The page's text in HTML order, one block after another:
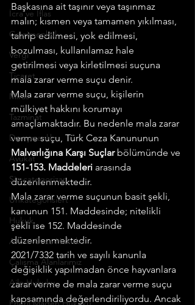
İcra ve İflas
Gayrimenkul
Vergi
Ticaret
Miras
Tazminat
Danışmanlık
Avukat
Sin categorizar
Unkategorisiert
Hukuk
Askeri Ceza Hukuku
Çalışma Alanlarımız
Aile Hukuku
Başkasına ait taşınır veya taşınmaz
malın; kısmen veya tamamen yıkılması,
tahrip edilmesi, yok edilmesi,
bozulması, kullanılamaz hale
getirilmesi veya kirletilmesi suçuna
mala zarar verme suçu denir.
Mala zarar verme suçu, kişilerin
mülkiyet hakkını korumayı
amaçlamaktadır. Bu nedenle mala zarar
verme suçu, Türk Ceza Kanununun
Malvarlığına Karşı Suçlar bölümünde ve
151-153. Maddeleri arasında
düzenlenmektedir.
Mala zarar verme suçunun basit şekli,
kanunun 151. Maddesinde; nitelikli
şekli ise 152. Maddesinde
düzenlenmektedir.
2021/7332 tarih ve sayılı kanunla
değişiklik yapılmadan önce hayvanlara
zarar verme de mala zarar verme suçu
kapsamında değerlendiriliyordu. Ancak